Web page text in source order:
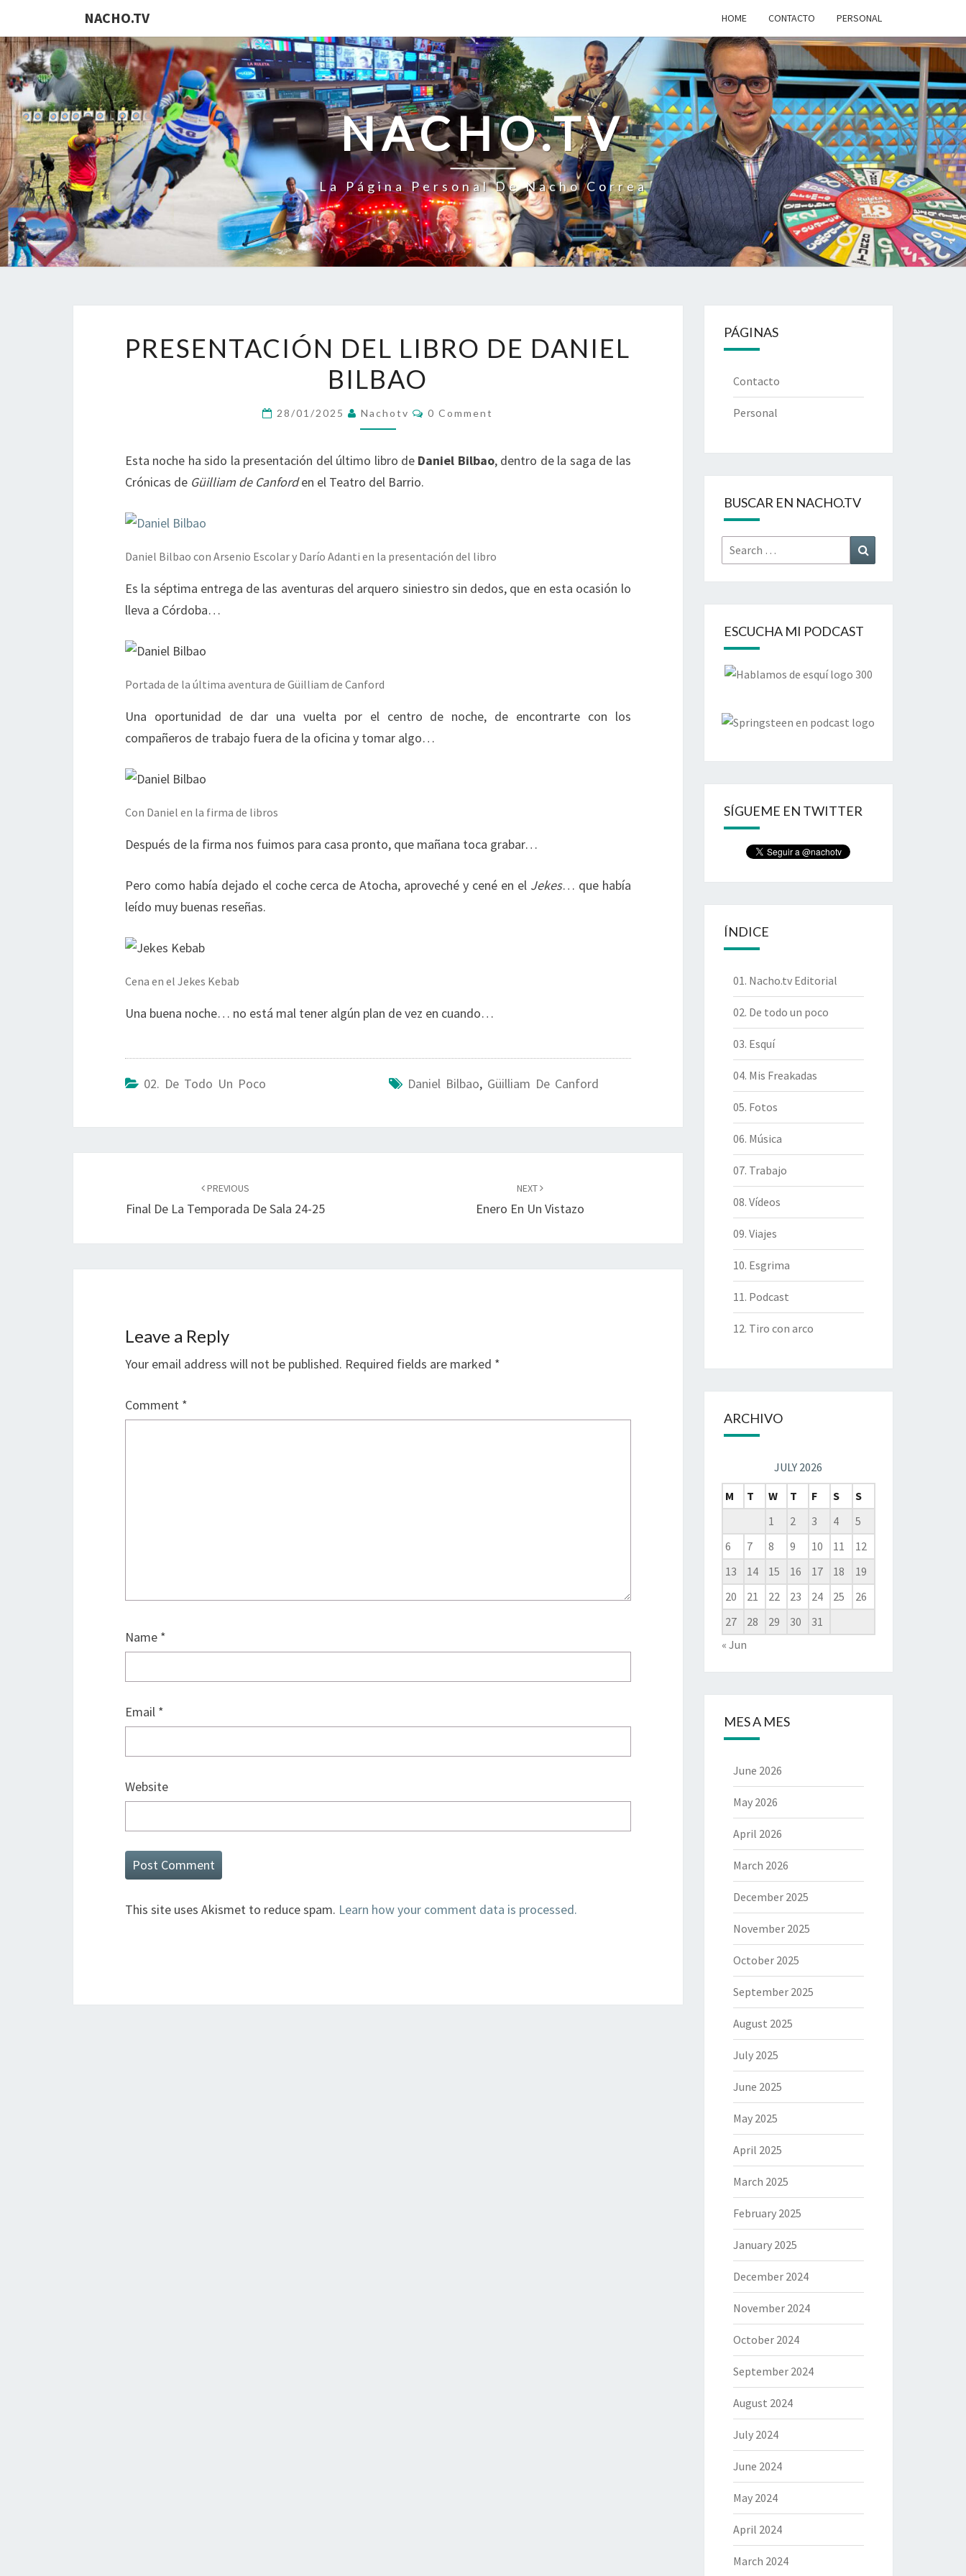
NACHO.TV HOME CONTACTO PERSONAL
NACHO.TV
La Página Personal De Nacho Correa
LIBRO
DE
DANIEL
PRESENTACIÓN DEL LIBRO DE DANIEL
BILBAO
28/01/2025 Nachotv Comments
0 Comment
Esta noche ha sido la presentación del último libro de Daniel Bilbao, dentro de la saga de las
Crónicas de Güilliam de Canforden el Teatro del Barrio.
Daniel Bilbao con Arsenio Escolar y Darío Adanti en la presentación del libro
Es la séptima entrega de las aventuras del arquero siniestro sin dedos, que en esta ocasión lo
lleva a Córdoba…
Portada de la última aventura de Güilliam de Canford
Una oportunidad de dar una vuelta por el centro de noche, de encontrarte con los
compañeros de trabajo fuera de la oficina y tomar algo…
Con Daniel en la firma de libros
Después de la firma nos fuimos para casa pronto, que mañana toca grabar…
Pero como había dejado el coche cerca de Atocha, aproveché y cené en el Jekes… que había
leído muy buenas reseñas.
Cena en el Jekes Kebab
Una buena noche… no está mal tener algún plan de vez en cuando…
02. De Todo Un Poco Daniel Bilbao, Güilliam De Canford
PREVIOUS
Final De La Temporada De Sala 24-25
NEXT
Enero En Un Vistazo
Leave a Reply
Your email address will not be published. Required fields are marked *
Comment *
Name *
Email *
Website
This site uses Akismet to reduce spam. Learn how your comment data is processed.
PÁGINAS
Contacto
Personal
BUSCAR EN NACHO.TV
Search
for:
ESCUCHA MI PODCAST
SÍGUEME EN TWITTER
ÍNDICE
01. Nacho.tv Editorial
02. De todo un poco
03. Esquí
04. Mis Freakadas
05. Fotos
06. Música
07. Trabajo
08. Vídeos
09. Viajes
10. Esgrima
11. Podcast
12. Tiro con arco
ARCHIVO
JULY 2026
M
T W T F S
S
1
2 3 4
5
6
7 8 9 10 11
12
13
14 15 16 17 18
19
20
21 22 23 24 25
26
27
28 29 30
31
« Jun
MES A MES
June 2026
May 2026
April 2026
March 2026
December 2025
November 2025
October 2025
September 2025
August 2025
July 2025
June 2025
May 2025
April 2025
March 2025
February 2025
January 2025
December 2024
November 2024
October 2024
September 2024
August 2024
July 2024
June 2024
May 2024
April 2024
March 2024